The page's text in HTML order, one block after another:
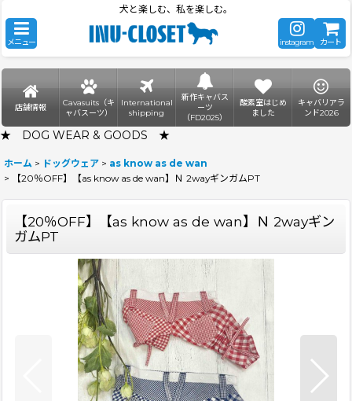
犬と楽しむ、私を楽しむ。
メニュー instagram カート
店舗情報
Cavasuits（キ
ャバスーツ）
International
shipping
新作キャバス
ーツ
（FD2025）
酸素室はじめ
ました
キャバリアラ
ンド2026
★ DOG WEAR & GOODS ★
ホーム > ドッグウェア > as know as de wan
>
【20％OFF】【as know as de wan】Ｎ 2wayギンガムPT
【20％OFF】【as know as de wan】Ｎ 2wayギン
ガムPT